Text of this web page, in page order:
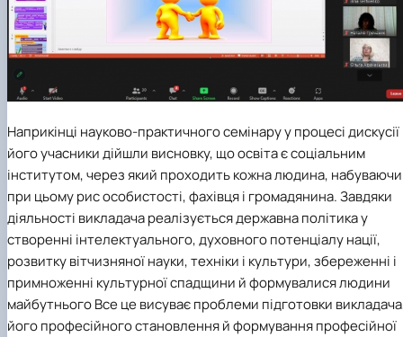
Наприкінці науково-практичного семінару у процесі дискусії
його учасники дійшли висновку, що освіта є соціальним
інститутом, через який проходить кожна людина, набуваючи
при цьому рис особистості, фахівця і громадянина. Завдяки
діяльності викладача реалізується державна політика у
створенні інтелектуального, духовного потенціалу нації,
розвитку вітчизняної науки, техніки і культури, збереженні і
примноженні культурної спадщини й формувалися людини
майбутнього Все це висуває проблеми підготовки
його професійного становлення й формування професійної